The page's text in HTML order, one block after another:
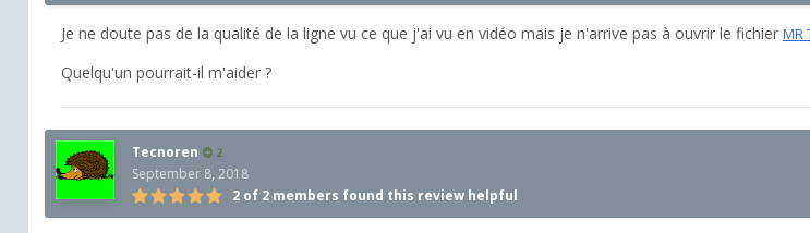
Je ne doute pas de la qualité de la ligne vu ce que j'ai vu en vidéo mais je n'arrive pas à ouvrir le fichier MR
Quelqu'un pourrait-il m'aider ?
Tecnoren 2
September 8, 2018
2 of 2 members found this review helpful